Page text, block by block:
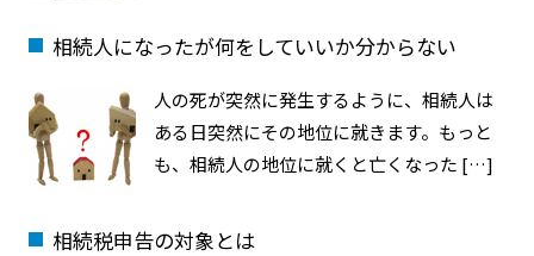
相続人になったが何をしていいか分からない
人の死が突然に発生するように、相続人は
ある日突然にその地位に就きます。もっと
も、相続人の地位に就くと亡くなった […]
相続税申告の対象とは